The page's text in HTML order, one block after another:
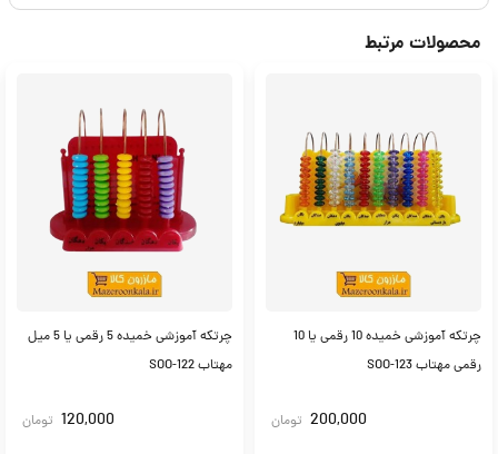
محصولات مرتبط
چرتکه آموزشی خمیده 10 رقمی یا 10
رقمی مهتاب SOO-123
200,000 تومان
چرتکه آموزشی خمیده 5 رقمی یا 5 میل
مهتاب SOO-122
120,000 تومان